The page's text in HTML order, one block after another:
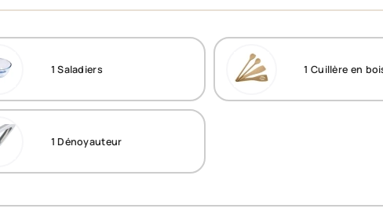
1 Saladiers 1 Cuillère en
1 Dénoyauteur